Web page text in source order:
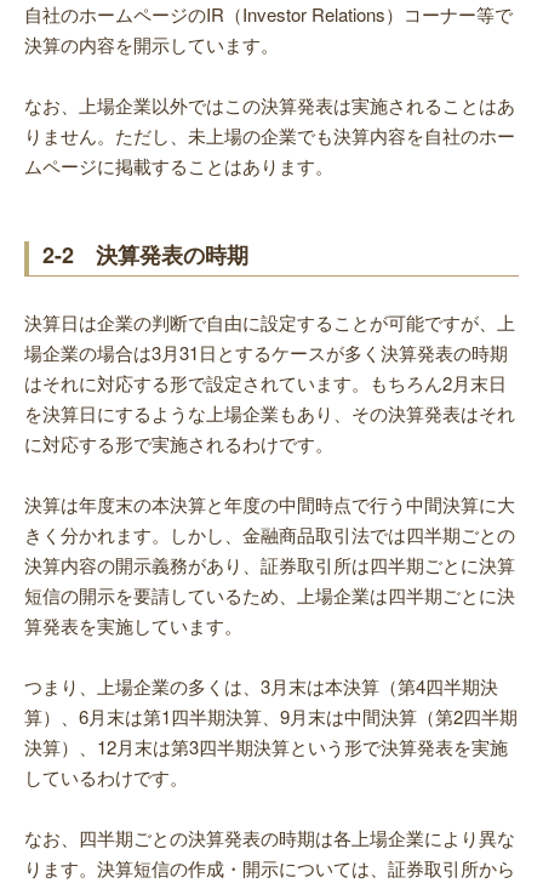
自社のホームページのIR（Investor Relations）コーナー等で
決算の内容を開示しています。
なお、上場企業以外ではこの決算発表は実施されることはあ
りません。ただし、未上場の企業でも決算内容を自社のホー
ムページに掲載することはあります。
2-2 決算発表の時期
決算日は企業の判断で自由に設定することが可能ですが、上
場企業の場合は3月31日とするケースが多く決算発表の時期
はそれに対応する形で設定されています。もちろん2月末日
を決算日にするような上場企業もあり、その決算発表はそれ
に対応する形で実施されるわけです。
決算は年度末の本決算と年度の中間時点で行う中間決算に大
きく分かれます。しかし、金融商品取引法では四半期ごとの
決算内容の開示義務があり、証券取引所は四半期ごとに決算
短信の開示を要請しているため、上場企業は四半期ごとに決
算発表を実施しています。
つまり、上場企業の多くは、3月末は本決算（第4四半期決
算）、6月末は第1四半期決算、9月末は中間決算（第2四半期
決算）、12月末は第3四半期決算という形で決算発表を実施
しているわけです。
なお、四半期ごとの決算発表の時期は各上場企業により異な
ります。決算短信の作成・開示については、証券取引所から